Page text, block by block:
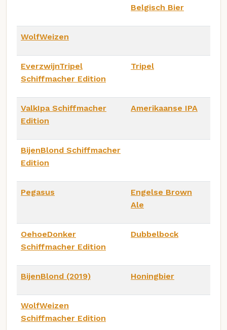
Belgisch Bier
WolfWeizen
EverzwijnTripel
Schiffmacher Edition
Tripel
ValkIpa Schiffmacher
Edition
Amerikaanse IPA
BijenBlond Schiffmacher
Edition
Pegasus
Engelse Brown
Ale
OehoeDonker
Schiffmacher Edition
Dubbelbock
BijenBlond (2019) Honingbier
WolfWeizen
Schiffmacher Edition